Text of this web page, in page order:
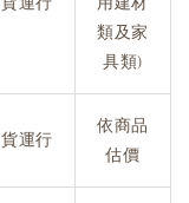
類及家
具類)
貨運行
依商品
估價